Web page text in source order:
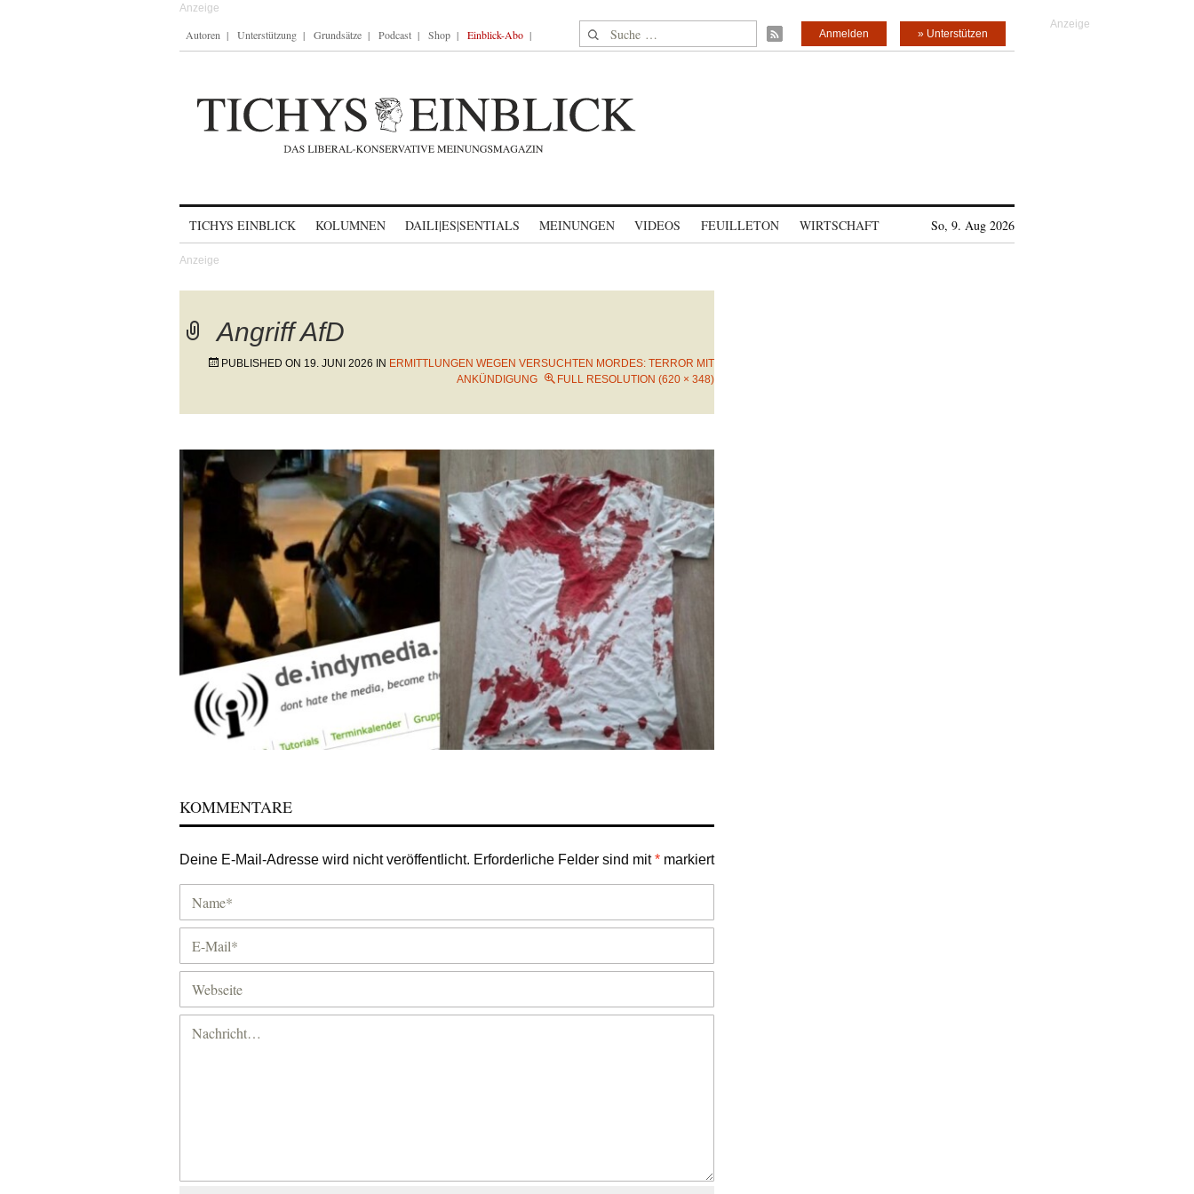
Autoren Unterstützung Grundsätze Podcast Shop Einblick-Abo Suche nach: » Unterstützen
Anmelden
TICHYS EINBLICK KOLUMNEN DAILI|ES|SENTIALS MEINUNGEN VIDEOS FEUILLETON WIRTSCHAFT So, 9. Aug 2026
Angriff AfD
PUBLISHED ON 19. JUNI 2026 IN ERMITTLUNGEN WEGEN VERSUCHTEN MORDES: TERROR MIT
ANKÜNDIGUNG
FULL RESOLUTION (620 × 348)
KOMMENTARE
Deine E-Mail-Adresse wird nicht veröffentlicht. Erforderliche Felder sind mit* markiert